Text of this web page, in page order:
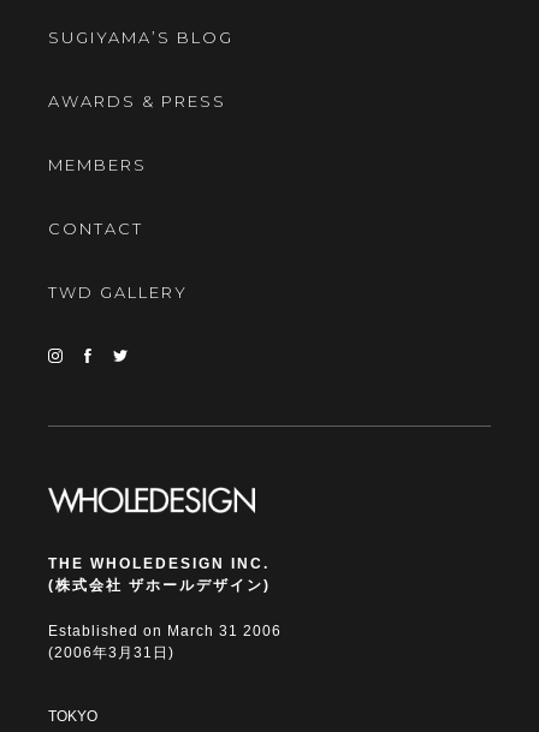
SUGIYAMA’S BLOG
AWARDS & PRESS
MEMBERS
CONTACT
TWD GALLERY
THE WHOLEDESIGN INC.
(株式会社 ザホールデザイン)
Established on March 31 2006
(2006年3月31日)
TOKYO